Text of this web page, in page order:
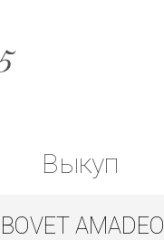
Выкуп
BOVET AMADEO